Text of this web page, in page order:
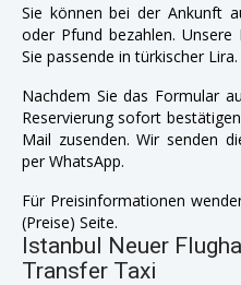
Sie können bei der Ankunft
oder Pfund bezahlen.
Sie passende in türkischer Lira.
Nachdem Sie das Formular
Reservierung sofort
Mail zusenden. Wir senden
per WhatsApp.
Für Preisinformationen
(Preise) Seite.
Istanbul Neuer
Transfer Taxi